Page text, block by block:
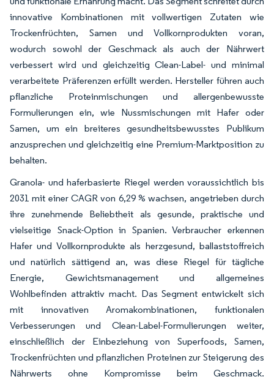
innovative Kombinationen mit vollwertigen Zutaten wie
Trockenfrüchten, Samen und Vollkornprodukten voran,
wodurch sowohl der Geschmack als auch der Nährwert
verbessert wird und gleichzeitig Clean-Label- und minimal
verarbeitete Präferenzen erfüllt werden. Hersteller führen auch
pflanzliche Proteinmischungen und allergenbewusste
Formulierungen ein, wie Nussmischungen mit Hafer oder
Samen, um ein breiteres gesundheitsbewusstes Publikum
anzusprechen und gleichzeitig eine Premium-Marktposition zu
behalten.
Granola- und haferbasierte Riegel werden voraussichtlich bis
2031 mit einer CAGR von 6,29 % wachsen, angetrieben durch
ihre zunehmende Beliebtheit als gesunde, praktische und
vielseitige Snack-Option in Spanien. Verbraucher erkennen
Hafer und Vollkornprodukte als herzgesund, ballaststoffreich
und natürlich sättigend an, was diese Riegel für tägliche
Energie, Gewichtsmanagement und allgemeines
Wohlbefinden attraktiv macht. Das Segment entwickelt sich
mit innovativen Aromakombinationen, funktionalen
Verbesserungen und Clean-Label-Formulierungen weiter,
einschließlich der Einbeziehung von Superfoods, Samen,
Trockenfrüchten und pflanzlichen Proteinen zur Steigerung des
Nährwerts ohne Kompromisse beim Geschmack.